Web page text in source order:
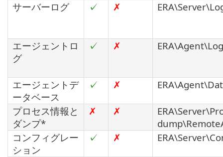
サーバーログ
✓ ✗
エージェントロ
グ
✓ ✗
エージェントデ
ータベース
✓ ✗
プロセス情報と
ダンプ*
✗ ✗
コンフィグレー
ション
✓ ✗